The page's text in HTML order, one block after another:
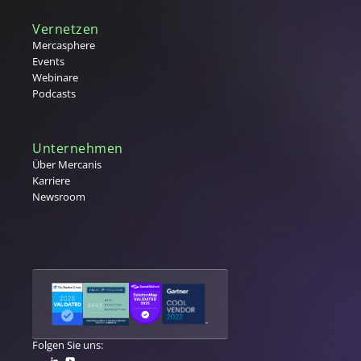
U
V
Vergabe
Warengruppe
Warengruppenmanagement
Warenwirtschaftssystem (WaWi)
X
Z
Vernetzen
Mercasphere
Events
Webinare
Podcasts
Unternehmen
Über Mercanis
Karriere
Newsroom
Folgen Sie uns: